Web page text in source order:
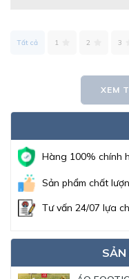
Tất cả 1 2 3
XEM
Hàng 100% chính
Sản phẩm chất
Tư vấn 24/07 lựa
SẢN